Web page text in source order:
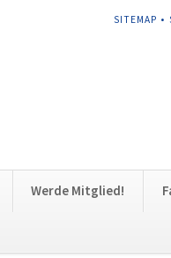
SITEMAP
Werde Mitglied!